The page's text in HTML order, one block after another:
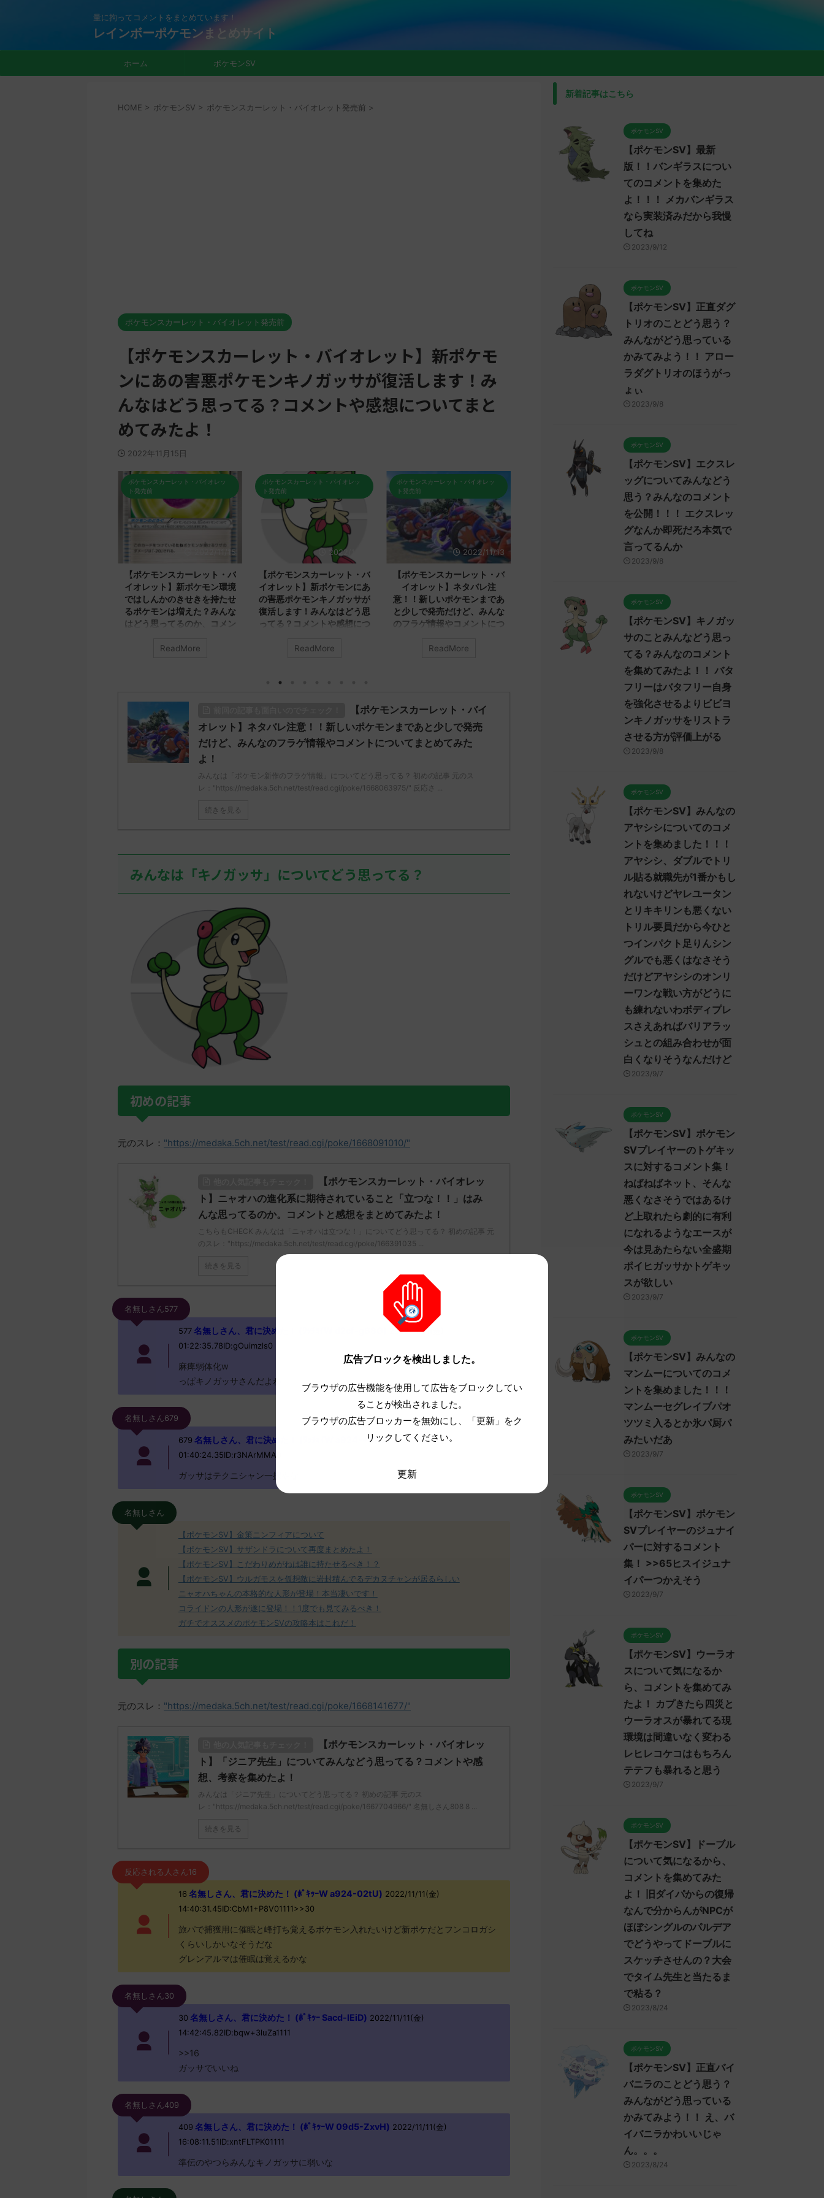
量に拘ってコメントをまとめています！
レインボーポケモンまとめサイト
ホーム ポケモンSV
HOME > ポケモンSV > ポケモンスカーレット・バイオレット発売前 >
ポケモンスカーレット・バイオレット発売前
【ポケモンスカーレット・バイオレット】新ポケモ
ンにあの害悪ポケモンキノガッサが復活します！み
んなはどう思ってる？コメントや感想についてまと
めてみたよ！
2022年11月15日
ポケモンスカーレット・バイオレッ
ト発売前
2022/11/15
【ポケモンスカーレット・バ
イオレット】新ポケモンにあ
の害悪ポケモンキノガッサが
復活します！みんなはどう思
ってる？コメントや感想につ
みんなは「キノガッサ」について
/read.cgi/poke/1668091010/" 名無
しさん577 577 名無しさん、君に
決めた！ (ﾜｯﾁｮｲW d2cf-g68G)
2022/11/11(金)
01:22:35.78ID:gOuimzls0 麻痺弱
体化wっぱキノガッサさんだよね
名無しさん679 679 名無しさん、
君に決めた！ (ﾜｯﾁｮｲW a924-
ReadMore
ポケモンスカーレット・バイオレッ
ト発売前
2022/11/13
【ポケモンスカーレット・バ
イオレット】ネタバレ注
意！！新しいポケモンまであ
と少しで発売だけど、みんな
のフラゲ情報やコメントにつ
みんなは「ポケモン新作のフラゲ
応される人さん238 238 名無しさ
ん、君に決めた！ (ﾜｯﾁｮｲW 693c-
8fVg) 2022/11/10(木)
16:32:20.95ID:kBvc95pc0>>271
のアングルは大きく見えるのに横
からだと奥の人とそう変わらない
ReadMore
ポケモンスカーレット・バイオレッ
ト発売前
2022/11/11
【ポケモンスカーレット・バ
イオレット】「ジニア先生」
についてみんなどう思って
る？コメントや感想、考察を
集めたよ！
どう思ってる？ 初めの記事 元の
に決めた！ (ｱｳｱｳｳｰ Sacd-DNqj)
2022/11/07(月)
12:19:06.72ID:ymKXAz9Ea 保健室
の先生とかかな 反応される人さん
た！ (ｱｳｱｳｳｰ Sacd-IFVF)
2022/11/07(月) 10:02:07. ...
ReadMore
ポケモンスカーレット・バイオレッ
2022/11/11
イドバトルのイベントについ
てみんなどう思ってる？コメ
ントや感想、考察を集めた
よ！
みんなは「イベントテラレイドバ
ってる？ 初めの記事 元のス
レ："https://medaka.5ch.net/test
/read.cgi/poke/1667704966/" 反
ん、君に決めた！ (ﾜｯﾁｮｲW d5cf-
23:17:14.67ID:BaCNESpx0>>311
反応される人さん311 311 名無し
さん、君に決めた！ ( ...
ReadMore
ポケモンスカーレット・バイオレッ
想、考察を集めたよ！
みんなは「最強のリザードン」に
ついてどう思ってる？ 初めの記事
レ："https://medaka.5ch.net/test
/read.cgi/poke/1667834085/" 名
無しさん862 862 名無しさん、君
2022/11/08(火)
23:03:48.71ID:g5/o4DKm0 最強の
ReadMore
【ポケモンスカーレット・バイ
オレット】ネタバレ注意！！新しいポケモンまであと少しで発売
だけど、みんなのフラゲ情報やコメントについてまとめてみた
よ！
みんなは「ポケモン新作のフラゲ情報」についてどう思ってる？ 初めの記事 元のス
レ："https://medaka.5ch.net/test/read.cgi/poke/1668063975/" 反応さ ...
続きを見る
みんなは「キノガッサ」についてどう思ってる？
初めの記事
元のスレ： "https://medaka.5ch.net/test/read.cgi/poke/1668091010/"
【ポケモンスカーレット・バイオレッ
ト】ニャオハの進化系に期待されていること「立つな！！」はみ
んな思ってるのか。コメントと感想をまとめてみたよ！
こちらもCHECK みんなは「ニャオハは立つな！」についてどう思ってる？ 初めの記事 元
のスレ："https://medaka.5ch.net/test/read.cgi/poke/166391035 ...
続きを見る
名無しさん577
577名無しさん、君に決めた！ (ﾜｯﾁｮｲW d2cf-g68G)
2022/11/11(金)
01:22:35.78ID:gOuimzls0
麻痺弱体化w
っぱキノガッサさんだよね
名無しさん679
679 名無しさん、君に決めた！ (ﾜｯﾁｮｲW a924-+Mc2)2022/11/11(金)
01:40:24.35ID:r3NArMMA0
ガッサはテクニシャン一択やな
名無しさん
【ポケモンSV】金策ニンフィアについて
【ポケモンSV】サザンドラについて再度まとめたよ！
【ポケモンSV】こだわりめがねは誰に持たせるべき！？
【ポケモンSV】ウルガモスを仮想敵に岩封積んでるデカヌチャンが居るらしい
ニャオハちゃんの本格的な人形が登場！本当凄いです！
コライドンの人形が遂に登場！！1度でも見てみるべき！
ガチでオススメのポケモンSVの攻略本はこれだ！
別の記事
元のスレ： "https://medaka.5ch.net/test/read.cgi/poke/1668141677/"
【ポケモンスカーレット・バイオレッ
ト】「ジニア先生」についてみんなどう思ってる？コメントや感
想、考察を集めたよ！
みんなは「ジニア先生」についてどう思ってる？ 初めの記事 元のス
レ："https://medaka.5ch.net/test/read.cgi/poke/1667704966/" 名無しさん808 8 ...
続きを見る
反応される人さん16
16 名無しさん、君に決めた！ (ﾎﾟｷｯｰW a924-02tU) 2022/11/11(金)
14:40:31.45ID:CbM1+P8V01111>>30
旅パで捕獲用に催眠と峰打ち覚えるポケモン入れたいけど新ポケだとフンコロガシ
くらいしかいなそうだな
グレンアルマは催眠は覚えるかな
名無しさん30
30 名無しさん、君に決めた！ (ﾎﾟｷｯｰ Sacd-IEiD) 2022/11/11(金)
14:42:45.82ID:bqw+3luZa1111
>>16
ガッサでいいね
名無しさん409
409 名無しさん、君に決めた！ (ﾎﾟｷｯｰW 09d5-ZxvH) 2022/11/11(金)
16:08:11.51ID:xntFLTPK01111
準伝のやつらみんなキノガッサに弱いな
新着記事はこちら
ポケモンSV
【ポケモンSV】最新
版！！バンギラスについ
てのコメントを集めた
よ！！！ メカバンギラス
なら実装済みだから我慢
してね
2023/9/12
ポケモンSV
【ポケモンSV】正直ダグ
トリオのことどう思う？
みんながどう思っている
かみてみよう！！ アロー
ラダグトリオのほうがっ
ょぃ
2023/9/8
ポケモンSV
【ポケモンSV】エクスレ
ッグについてみんなどう
思う？みんなのコメント
を公開！！！ エクスレッ
グなんか即死だろ本気で
言ってるんか
2023/9/8
ポケモンSV
【ポケモンSV】キノガッ
サのことみんなどう思っ
てる？みんなのコメント
を集めてみたよ！！ バタ
フリーはバタフリー自身
を強化させるよりビビヨ
ンキノガッサをリストラ
させる方が評価上がる
2023/9/8
ポケモンSV
【ポケモンSV】みんなの
アヤシシについてのコメ
ントを集めました！！！
アヤシシ、ダブルでトリ
ル貼る就職先が1番かもし
れないけどヤレユータン
とリキキリンも悪くない
トリル要員だから今ひと
つインパクト足りんシン
グルでも悪くはなさそう
だけどアヤシシのオンリ
ーワンな戦い方がどうに
も練れないわボディプレ
スさえあればバリアラッ
シュとの組み合わせが面
白くなりそうなんだけど
2023/9/7
ポケモンSV
【ポケモンSV】ポケモン
SVプレイヤーのトゲキッ
スに対するコメント集！
ねばねばネット、そんな
悪くなさそうではあるけ
ど上取れたら劇的に有利
になれるようなエースが
今は見あたらない全盛期
ポイヒガッサかトゲキッ
スが欲しい
2023/9/7
ポケモンSV
【ポケモンSV】みんなの
マンムーについてのコメ
ントを集めました！！！
マンムーセグレイブパオ
ツツミ入るとか氷パ厨パ
みたいだあ
2023/9/7
ポケモンSV
【ポケモンSV】ポケモン
SVプレイヤーのジュナイ
パーに対するコメント
集！ >>65ヒスイジュナ
イパーつかえそう
2023/9/7
ポケモンSV
【ポケモンSV】ウーラオ
スについて気になるか
ら、コメントを集めてみ
たよ！ カプきたら四災と
ウーラオスが暴れてる現
環境は間違いなく変わる
レヒレコケコはもちろん
テテフも暴れると思う
2023/9/7
ポケモンSV
【ポケモンSV】ドーブル
について気になるから、
コメントを集めてみた
よ！ 旧ダイパからの復帰
なんで分からんがNPCが
ほぼシングルのパルデア
でどうやってドーブルに
スケッチさせんの？大会
でタイム先生と当たるま
で粘る？
2023/8/24
ポケモンSV
【ポケモンSV】正直バイ
バニラのことどう思う？
みんながどう思っている
かみてみよう！！ え、バ
イバニラかわいいじゃ
ん。。。
2023/8/24
広告ブロックを検出しました。
ブラウザの広告機能を使用して広告をブロックしてい
ることが検出されました。
ブラウザの広告ブロッカーを無効にし、「更新」をク
リックしてください。
更新